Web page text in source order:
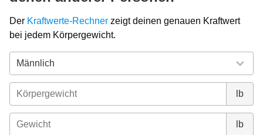
Der Kraftwerte-Rechner zeigt deinen genauen Kraftwert
bei jedem Körpergewicht.
lb
lb